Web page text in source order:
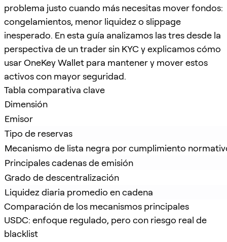
problema justo cuando más necesitas mover fondos:
congelamientos, menor liquidez o slippage
inesperado. En esta guía analizamos las tres desde la
perspectiva de un trader sin KYC y explicamos cómo
usar OneKey Wallet para mantener y mover estos
activos con mayor seguridad.
Tabla comparativa clave
Dimensión
Emisor
Tipo de reservas
Mecanismo de lista negra por cumplimiento
Principales cadenas de emisión
Grado de descentralización
Liquidez diaria promedio en cadena
Comparación de los mecanismos principales
USDC: enfoque regulado, pero con riesgo real de
blacklist